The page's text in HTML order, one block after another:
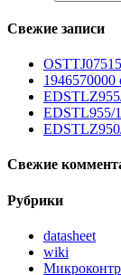
Свежие записи
1946570000
EDSTL955/
Свежие
Рубрики
datasheet
wiki